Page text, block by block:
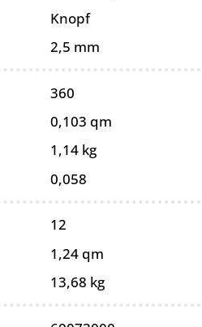
Knopf
2,5 mm
360
0,103 qm
1,14 kg
0,058
12
1,24 qm
13,68 kg